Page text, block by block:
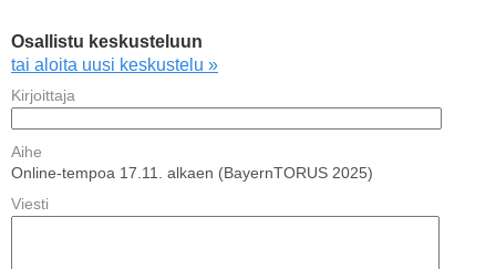
Osallistu keskusteluun
tai aloita uusi keskustelu »
Kirjoittaja
Aihe
Online-tempoa 17.11. alkaen (BayernTORUS 2025)
Viesti